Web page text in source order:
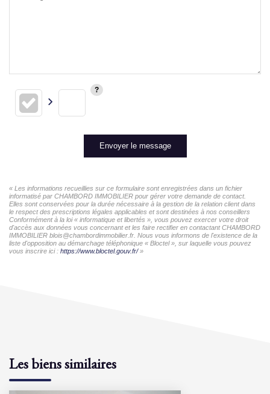
Envoyer le message
« Les informations recueillies sur ce formulaire sont enregistrées dans un fichier
informatisé par CHAMBORD IMMOBILIER pour gérer votre demande de contact.
Elles sont conservées pour la durée nécessaire à la gestion de la relation client dans
le respect des prescriptions légales applicables et sont destinées à nos conseillers
Conformément à la loi « informatique et libertés », vous pouvez exercer votre droit
d'accès aux données vous concernant et les faire rectifier en contactant CHAMBORD
IMMOBILIER blois@chambordimmobilier.fr. Nous vous informons de l'existence de la
liste d'opposition au démarchage téléphonique « Bloctel », sur laquelle vous pouvez
vous inscrire ici : https://www.bloctel.gouv.fr/»
Les biens similaires